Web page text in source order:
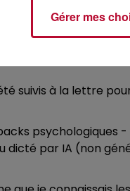
et qui prend
et autres services
suivis à la lettre
psychologiques
par IA (non
Gérer mes